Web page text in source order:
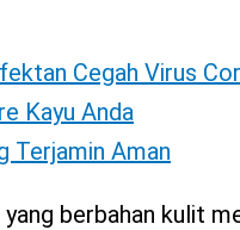
Cegah Virus
Kayu Anda
Terjamin Aman
berbahan kulit